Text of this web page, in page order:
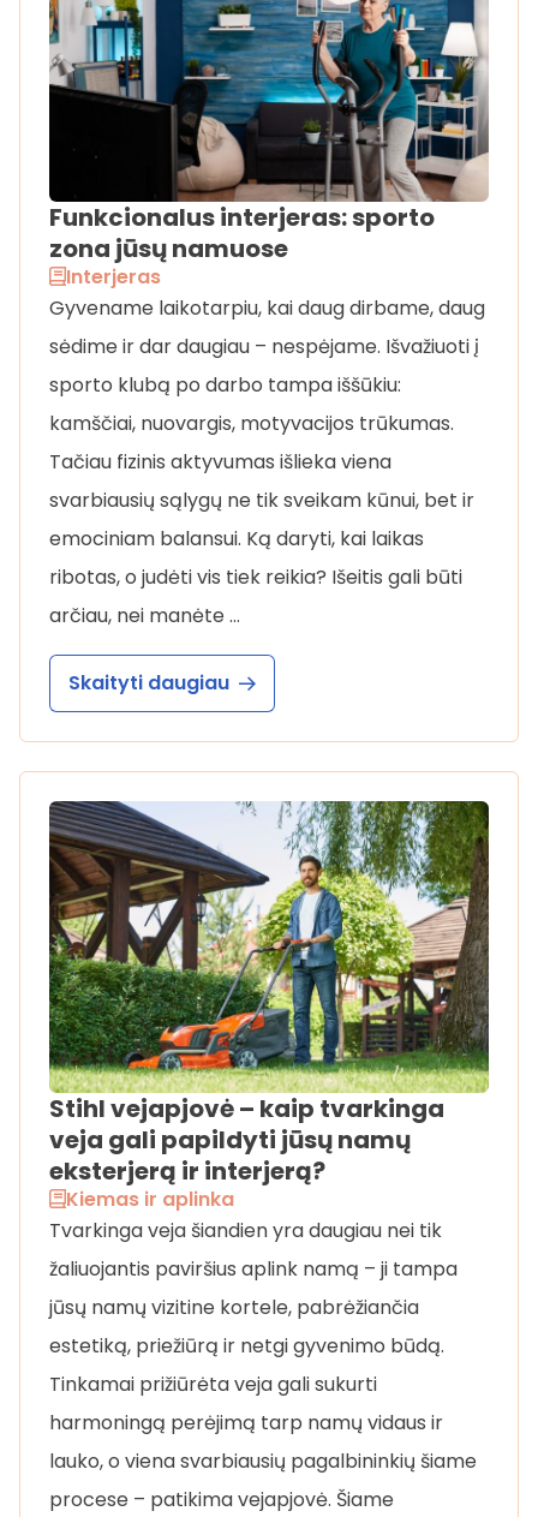
Funkcionalus interjeras: sporto
zona jūsų namuose
Interjeras
Gyvename laikotarpiu, kai daug dirbame, daug
sėdime ir dar daugiau – nespėjame. Išvažiuoti į
sporto klubą po darbo tampa iššūkiu:
kamščiai, nuovargis, motyvacijos trūkumas.
Tačiau fizinis aktyvumas išlieka viena
svarbiausių sąlygų ne tik sveikam kūnui, bet ir
emociniam balansui. Ką daryti, kai laikas
ribotas, o judėti vis tiek reikia? Išeitis gali būti
arčiau, nei manėte …
Skaityti daugiau
Stihl vejapjovė – kaip tvarkinga
veja gali papildyti jūsų namų
eksterjerą ir interjerą?
Kiemas ir aplinka
Tvarkinga veja šiandien yra daugiau nei tik
žaliuojantis paviršius aplink namą – ji tampa
jūsų namų vizitine kortele, pabrėžiančia
estetiką, priežiūrą ir netgi gyvenimo būdą.
Tinkamai prižiūrėta veja gali sukurti
harmoningą perėjimą tarp namų vidaus ir
lauko, o viena svarbiausių pagalbininkių šiame
procese – patikima vejapjovė. Šiame